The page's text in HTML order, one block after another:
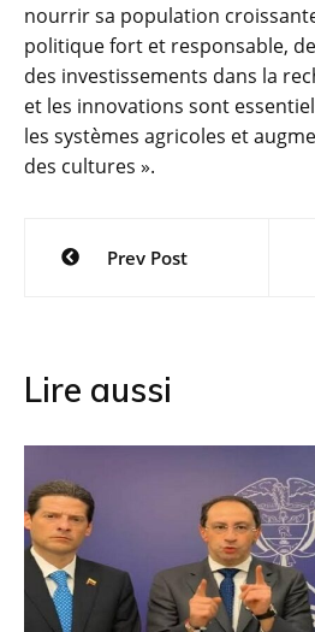
nourrir sa population
politique fort et responsable,
des investissements dans la
et les innovations sont
les systèmes agricoles et
des cultures ».
Navigation
Prev Post
Lire aussi